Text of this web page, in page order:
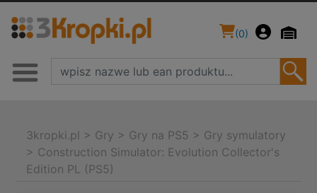
(0)
3kropki.pl > Gry > Gry na PS5 > Gry symulatory
> Construction Simulator: Evolution Collector's
Edition PL (PS5)